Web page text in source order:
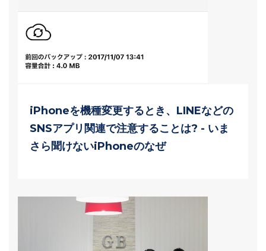
iPhoneを機種変更するとき、LINEなどの
SNSアプリ関連で注意することは? - いま
さら聞けないiPhoneのなぜ